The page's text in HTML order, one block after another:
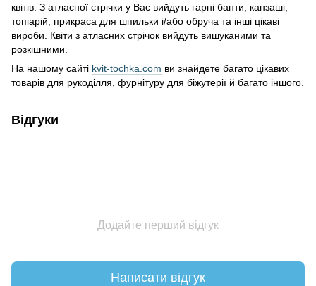
квітів. З атласної стрічки у Вас вийдуть гарні банти, канзаші,
топіарій, прикраса для шпильки і/або обруча та інші цікаві
вироби. Квіти з атласних стрічок вийдуть вишуканими та
розкішними.
На нашому сайті kvit-tochka.com ви знайдете багато цікавих
товарів для рукоділля, фурнітуру для біжутерії й багато іншого.
Відгуки
Додайте перший відгук
Написати відгук